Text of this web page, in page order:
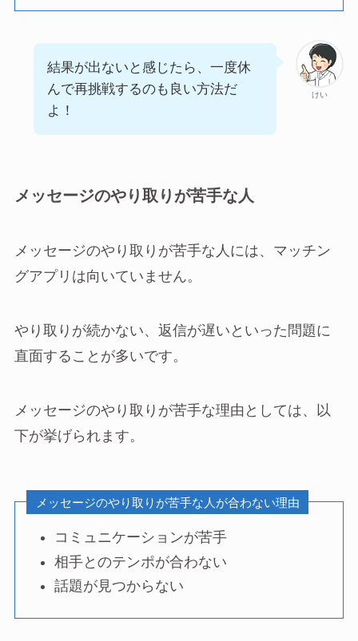
けい
結果が出ないと感じたら、一度休
んで再挑戦するのも良い方法だ
よ！
メッセージのやり取りが苦手な人
メッセージのやり取りが苦手な人には、マッチン
グアプリは向いていません。
やり取りが続かない、返信が遅いといった問題に
直面することが多いです。
メッセージのやり取りが苦手な理由としては、以
下が挙げられます。
メッセージのやり取りが苦手な人が合わない理由
コミュニケーションが苦手
相手とのテンポが合わない
話題が見つからない